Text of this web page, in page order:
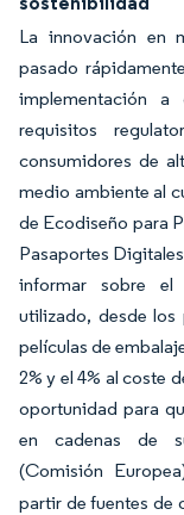
La innovación en
pasado
implementación
requisitos
consumidores de
medio ambiente al
de Ecodiseño para
Pasaportes
informar sobre el
utilizado, desde
películas de
2% y el 4% al coste
oportunidad para
en cadenas de
(Comisión
partir de fuentes de